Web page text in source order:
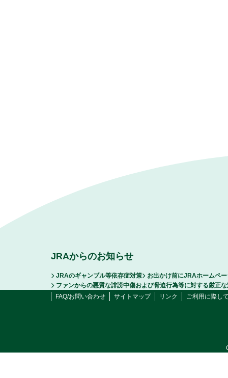
JRAからのお知らせ
JRAのギャンブル等依存症対策
お出かけ前にJRAホームペ
ファンからの悪質な誹謗中傷および脅迫行為等に対する厳正
FAQ/お問い合わせ
サイトマップ リンク ご利用に際し